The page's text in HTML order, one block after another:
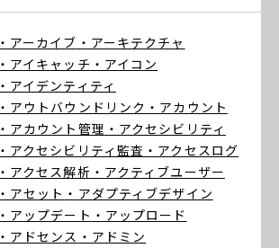
・アーカイブ ・アーキテクチャ
・アイキャッチ ・アイコン
・アイデンティティ
・アウトバウンドリンク ・アカウント
・アカウント管理 ・アクセシビリティ
・アクセシビリティ監査 ・アクセスログ
・アクセス解析 ・アクティブユーザー
・アセット ・アダプティブデザイン
・アップデート ・アップロード
・アドセンス ・アドミン